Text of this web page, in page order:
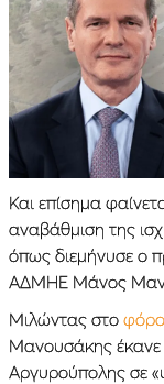
Και επίσημα
αναβάθμιση της
όπως διεμήνυσε ο
ΑΔΜΗΕ Μάνος
Μιλώντας στο
Μανουσάκης
Αργυρούπολης σε